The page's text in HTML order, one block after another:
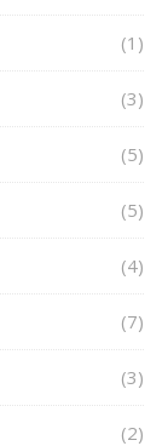
(1)
(3)
(5)
(5)
(4)
(7)
(3)
(2)